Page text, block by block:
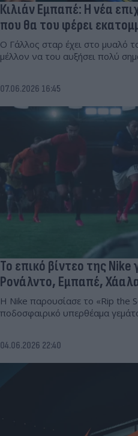
Κιλιάν Εμπαπέ: Η νέα
που θα του φέρει
Ο Γάλλος σταρ έχει στο μυαλό
μέλλον να του αυξήσει πολύ
07.06.2026 16:45
Το επικό βίντεο της
Ρονάλντο, Εμπαπέ,
Η Nike παρουσίασε το «Rip the
ποδοσφαιρικό υπερθέαμα
04.06.2026 22:40